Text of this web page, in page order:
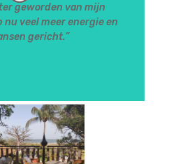
geworden van mijn
veel meer energie en
gericht.”